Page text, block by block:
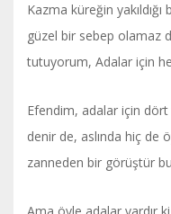
Kazma küreğin
güzel bir sebep olamaz
tutuyorum, Adalar için
Efendim, adalar için dört
denir de, aslında hiç de
zanneden bir görüştür